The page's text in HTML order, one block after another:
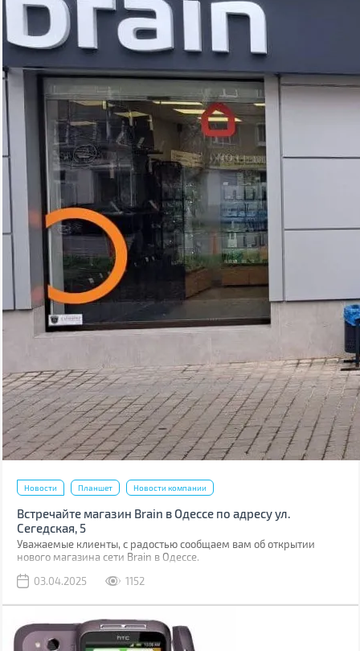
Новости Планшет Новости компании
Встречайте магазин Brain в Одессе по адресу ул.
Сегедская, 5
Уважаемые клиенты, с радостью сообщаем вам об открытии
нового магазина сети Brain в Одессе.
03.04.2025
1152